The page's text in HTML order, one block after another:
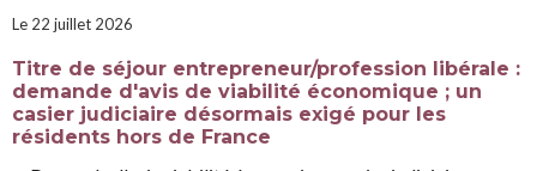
Le 22 juillet 2026
Titre de séjour entrepreneur/profession libérale :
demande d'avis de viabilité économique ; un
casier judiciaire désormais exigé pour les
résidents hors de France